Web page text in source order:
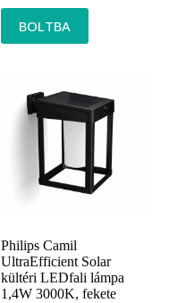
BOLTBA
Philips Camil
UltraEfficient Solar
kültéri LEDfali lámpa
1,4W 3000K, fekete